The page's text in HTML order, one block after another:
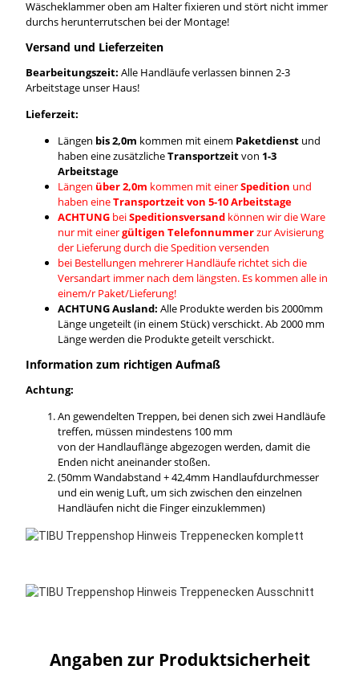
Wäscheklammer oben am Halter fixieren und stört nicht immer
durchs herunterrutschen bei der Montage!
Versand und Lieferzeiten
Bearbeitungszeit: Alle Handläufe verlassen binnen 2-3
Arbeitstage unser Haus!
Lieferzeit:
Längen bis 2,0m kommen mit einem Paketdienstund
haben eine zusätzlicheTransportzeitvon 1-3
Arbeitstage
Längen über 2,0m kommen mit einerSpedition und
haben eineTransportzeit von 5-10 Arbeitstage
ACHTUNGbeiSpeditionsversandkönnen wir die Ware
nur mit einergültigen Telefonnummerzur Avisierung
der Lieferung durch die Spedition versenden
bei Bestellungen mehrerer Handläufe richtet sich die
Versandart immer nach dem längsten. Es kommen alle in
einem/r Paket/Lieferung!
ACHTUNG Ausland: Alle Produkte werden bis 2000mm
Länge ungeteilt (in einem Stück) verschickt. Ab 2000 mm
Länge werden die Produkte geteilt verschickt.
Information zum richtigen Aufmaß
Achtung:
An gewendelten Treppen, bei denen sich zwei Handläufe
treffen, müssen mindestens 100 mm
von der Handlauflänge abgezogen werden, damit die
Enden nicht aneinander stoßen.
(50mm Wandabstand + 42,4mm Handlaufdurchmesser
und ein wenig Luft, um sich zwischen den einzelnen
Handläufen nicht die Finger einzuklemmen)
Angaben zur Produktsicherheit